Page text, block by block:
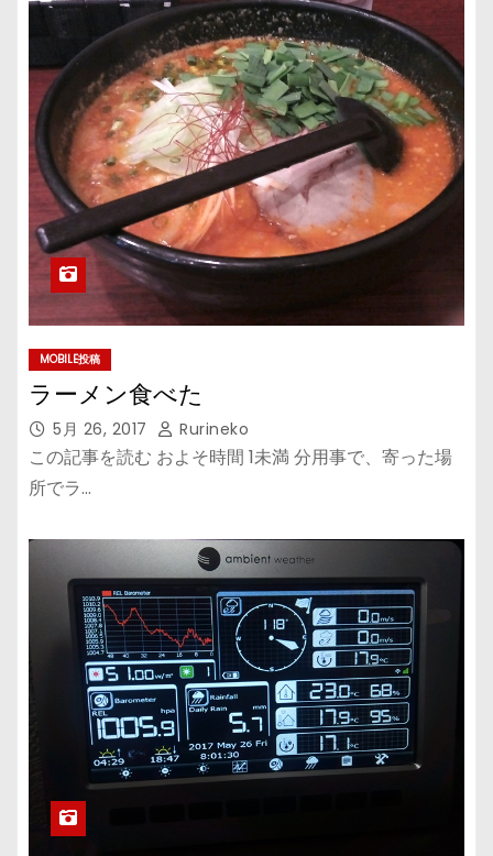
MOBILE投稿
ラーメン食べた
5月 26, 2017 Rurineko
この記事を読む およそ時間 1未満 分用事で、寄った場
所でラ…